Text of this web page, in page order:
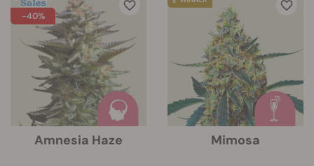
-40%
Amnesia Haze Mimosa